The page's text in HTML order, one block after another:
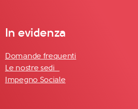
In evidenza
Domande frequenti
Le nostre sedi
Impegno Sociale